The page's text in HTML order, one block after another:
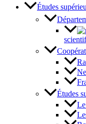
Études
Études